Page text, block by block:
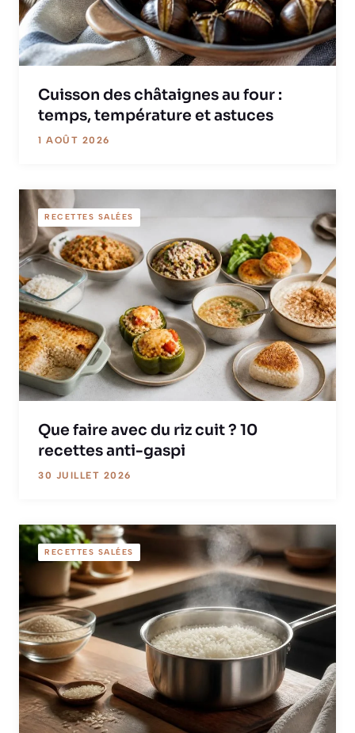
Cuisson des châtaignes au four :
temps, température et astuces
1 AOÛT 2026
RECETTES SALÉES
Que faire avec du riz cuit ? 10
recettes anti-gaspi
30 JUILLET 2026
RECETTES SALÉES